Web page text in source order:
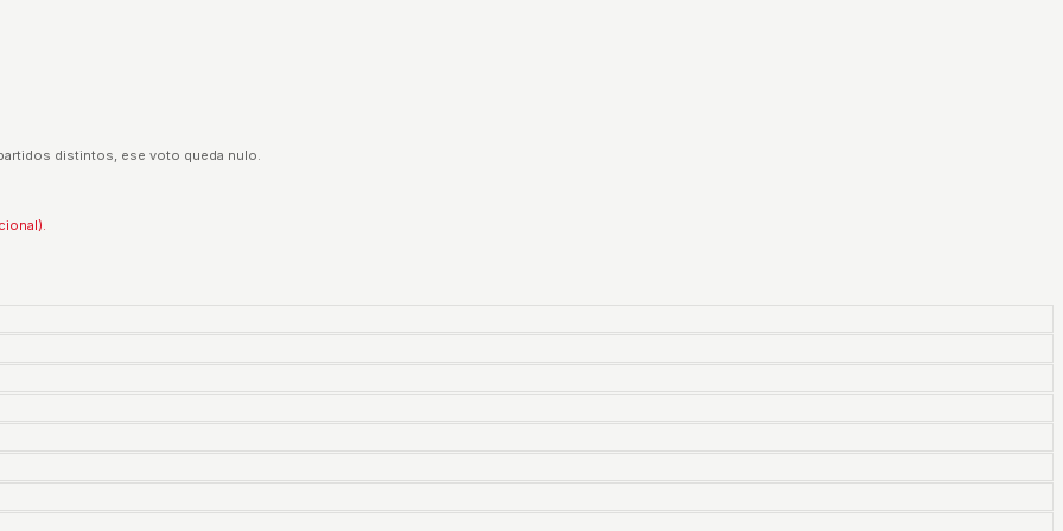
distintos, ese voto queda nulo.